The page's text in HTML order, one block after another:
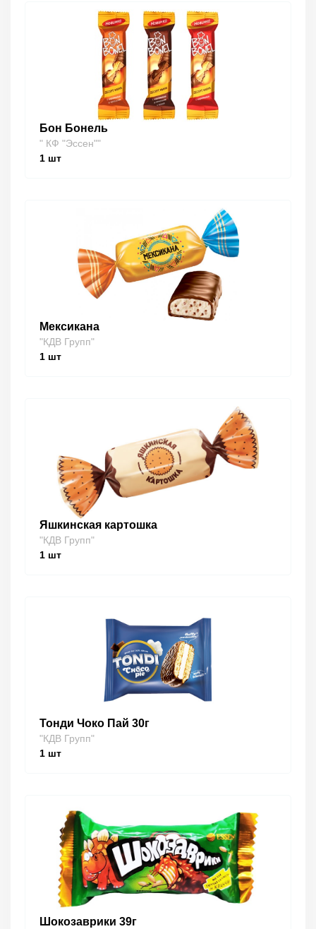
Бон Бонель
" КФ "Эссен""
1 шт
Мексикана
"КДВ Групп"
1 шт
Яшкинская картошка
"КДВ Групп"
1 шт
Тонди Чоко Пай 30г
"КДВ Групп"
1 шт
Шокозаврики 39г